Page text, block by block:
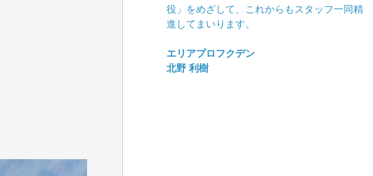
役」をめざして、これからもスタッフ一同精
進してまいります。
エリアプロフクデン
北野 利樹